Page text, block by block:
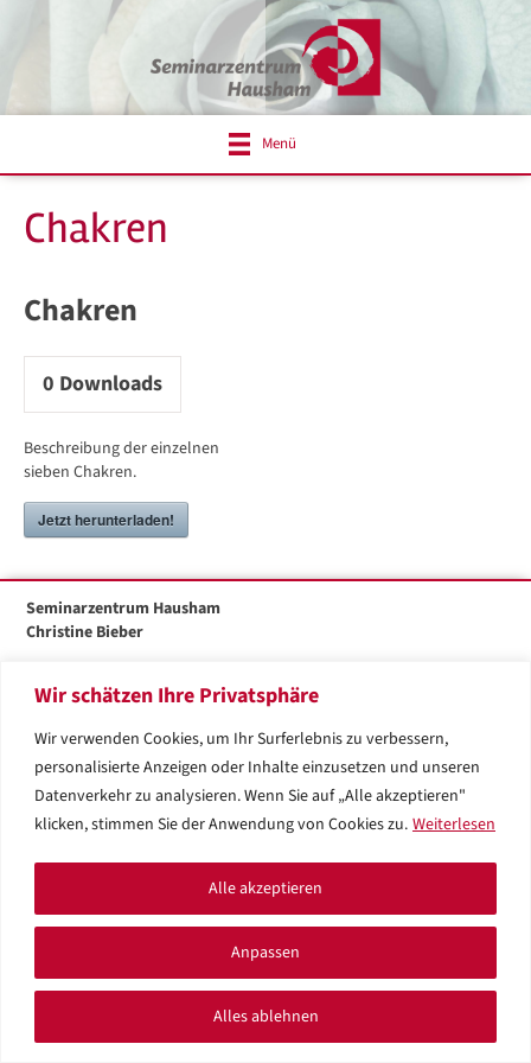
Wir schätzen Ihre Privatsphäre
Wir verwenden Cookies, um Ihr Surferlebnis zu verbessern,
personalisierte Anzeigen oder Inhalte einzusetzen und unseren
Datenverkehr zu analysieren. Wenn Sie auf „Alle akzeptieren"
klicken, stimmen Sie der Anwendung von Cookies zu. Weiterlesen
Anpassen
Alles ablehnen
Alle akzeptieren
Menü
Chakren
Chakren
0 Downloads
Beschreibung der einzelnen
sieben Chakren.
Jetzt herunterladen!
Seminarzentrum Hausham
Christine Bieber
83734 Hausham
info@seminarzentrum-hausham.de
©Seminarzentrum Hausham - Christine Bieber
Facebook Christine Bieber -
Instagram Christine Bieber -
Impressum
Datenschutzerklärung